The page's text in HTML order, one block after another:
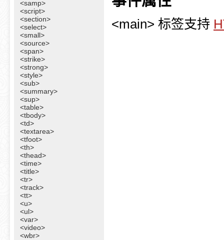
<samp>
<script>
<section>
<select>
<small>
<source>
<span>
<strike>
<strong>
<style>
<sub>
<summary>
<sup>
<table>
<tbody>
<td>
<textarea>
<tfoot>
<th>
<thead>
<time>
<title>
<tr>
<track>
<tt>
<u>
<ul>
<var>
<video>
<wbr>
<main> 标签支持